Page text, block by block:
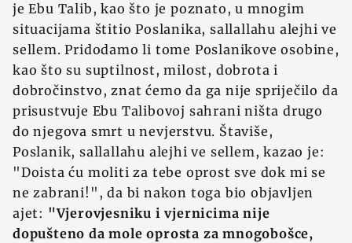
je Ebu Talib, kao što je poznato, u mnogim
situacijama štitio Poslanika, sallallahu alejhi ve
sellem. Pridodamo li tome Poslanikove osobine,
kao što su suptilnost, milost, dobrota i
dobročinstvo, znat ćemo da ga nije spriječilo da
prisustvuje Ebu Talibovoj sahrani ništa drugo
do njegova smrt u nevjerstvu. Štaviše,
Poslanik, sallallahu alejhi ve sellem, kazao je:
"Doista ću moliti za tebe oprost sve dok mi se
ne zabrani!", da bi nakon toga bio objavljen
ajet: "Vjerovjesniku i vjernicima nije
dopušteno da mole oprosta za mnogobošce,